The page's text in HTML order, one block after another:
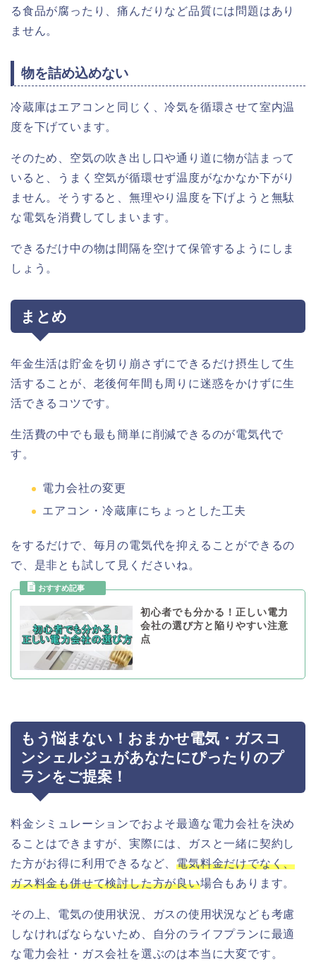
る食品が腐ったり、痛んだりなど品質には問題はあり
ません。
物を詰め込めない
冷蔵庫はエアコンと同じく、冷気を循環させて室内温
度を下げています。
そのため、空気の吹き出し口や通り道に物が詰まって
いると、うまく空気が循環せず温度がなかなか下がり
ません。そうすると、無理やり温度を下げようと無駄
な電気を消費してしまいます。
できるだけ中の物は間隔を空けて保管するようにしま
しょう。
まとめ
年金生活は貯金を切り崩さずにできるだけ摂生して生
活することが、老後何年間も周りに迷惑をかけずに生
活できるコツです。
生活費の中でも最も簡単に削減できるのが電気代で
す。
電力会社の変更
エアコン・冷蔵庫にちょっとした工夫
をするだけで、毎月の電気代を抑えることができるの
で、是非とも試して見くださいね。
初心者でも分かる！正しい電力
会社の選び方と陥りやすい注意
点
もう悩まない！おまかせ電気・ガスコ
ンシェルジュがあなたにぴったりのプ
ランをご提案！
料金シミュレーションでおよそ最適な電力会社を決め
ることはできますが、実際には、ガスと一緒に契約し
た方がお得に利用できるなど、電気料金だけでなく、
ガス料金も併せて検討した方が良い場合もあります。
その上、電気の使用状況、ガスの使用状況なども考慮
しなければならないため、自分のライフプランに最適
な電力会社・ガス会社を選ぶのは本当に大変です。